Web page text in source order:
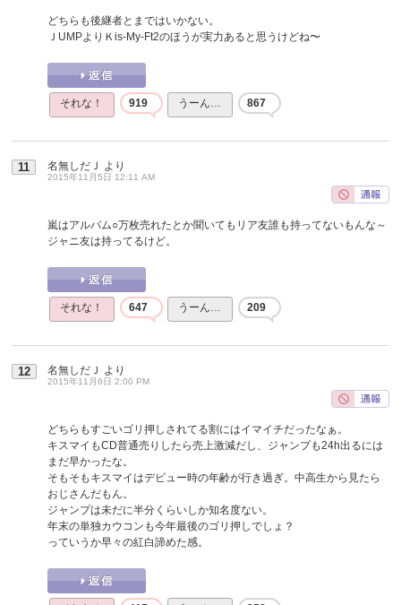
どちらも後継者とまではいかない。
ＪUMPよりＫis-My-Ft2のほうが実力あると思うけどね〜
それな！ 919 うーん… 867
11 名無しだＪ より
2015年11月5日 12:11 AM
嵐はアルバム○万枚売れたとか聞いてもリア友誰も持ってないもんな～
ジャニ友は持ってるけど。
それな！ 647 うーん… 209
12 名無しだＪ より
2015年11月6日 2:00 PM
どちらもすごいゴリ押しされてる割にはイマイチだったなぁ。
キスマイもCD普通売りしたら売上激減だし、ジャンプも24h出るには
まだ早かったな。
そもそもキスマイはデビュー時の年齢が行き過ぎ。中高生から見たら
おじさんだもん。
ジャンプは未だに半分くらいしか知名度ない。
年末の単独カウコンも今年最後のゴリ押しでしょ？
っていうか早々の紅白諦めた感。